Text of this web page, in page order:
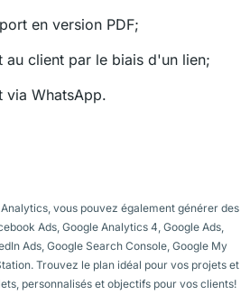
en version PDF;
au client par le biais d'un lien;
via WhatsApp.
vous pouvez également générer des
Ads, Google Analytics 4, Google Ads,
Ads, Google Search Console, Google My
Trouvez le plan idéal pour vos projets et
personnalisés et objectifs pour vos clients!